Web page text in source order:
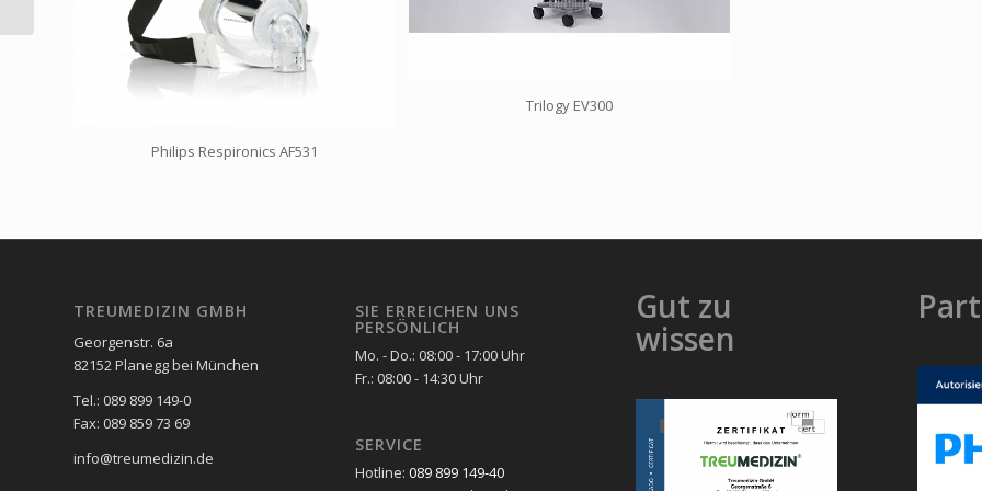
Philips Respironics AF531
Trilogy EV300
TREUMEDIZIN GMBH
Georgenstr. 6a
82152 Planegg bei München
Tel.: 089 899 149-0
Fax: 089 859 73 69
info@treumedizin.de
SIE ERREICHEN UNS
PERSÖNLICH
Mo. - Do.: 08:00 - 17:00 Uhr
Fr.: 08:00 - 14:30 Uhr
SERVICE
Hotline: 089 899 149-40
Gut zu
wissen